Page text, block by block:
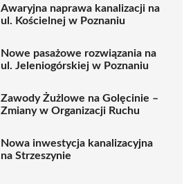
Awaryjna naprawa kanalizacji na
ul. Kościelnej w Poznaniu
Nowe pasażowe rozwiązania na
ul. Jeleniogórskiej w Poznaniu
Zawody Żużlowe na Golęcinie –
Zmiany w Organizacji Ruchu
Nowa inwestycja kanalizacyjna
na Strzeszynie